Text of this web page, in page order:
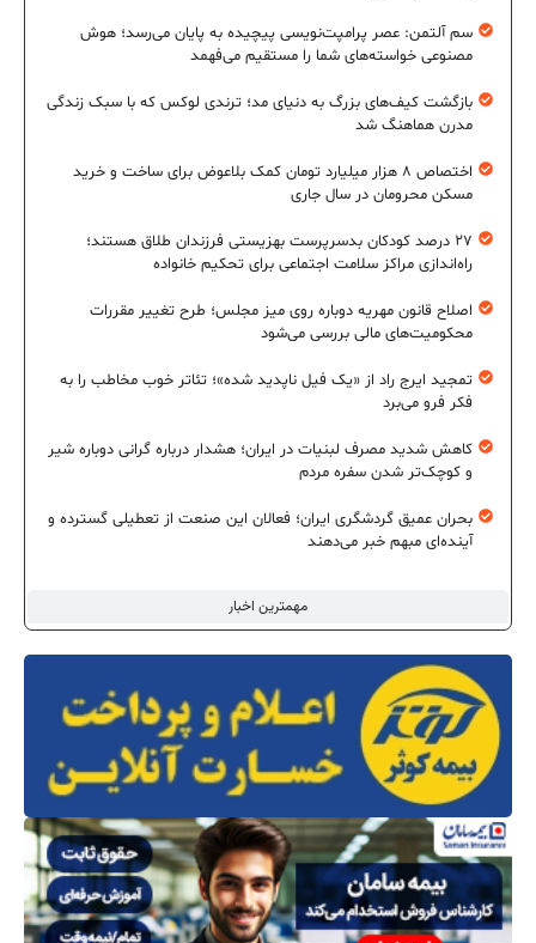
مهمترین اخبار
سم آلتمن: عصر پرامپت‌نویسی پیچیده به پایان می‌رسد؛ هوش
مصنوعی خواسته‌های شما را مستقیم می‌فهمد
بازگشت کیف‌های بزرگ به دنیای مد؛ ترندی لوکس که با سبک زندگی
مدرن هماهنگ شد
اختصاص ۸ هزار میلیارد تومان کمک بلاعوض برای ساخت و خرید
مسکن محرومان در سال جاری
۲۷ درصد کودکان بدسرپرست بهزیستی فرزندان طلاق هستند؛
راه‌اندازی مراکز سلامت اجتماعی برای تحکیم خانواده
اصلاح قانون مهریه دوباره روی میز مجلس؛ طرح تغییر مقررات
محکومیت‌های مالی بررسی می‌شود
تمجید ایرج راد از «یک فیل ناپدید شده»؛ تئاتر خوب مخاطب را به
فکر فرو می‌برد
کاهش شدید مصرف لبنیات در ایران؛ هشدار درباره گرانی دوباره شیر
و کوچک‌تر شدن سفره مردم
بحران عمیق گردشگری ایران؛ فعالان این صنعت از تعطیلی گسترده و
آینده‌ای مبهم خبر می‌دهند